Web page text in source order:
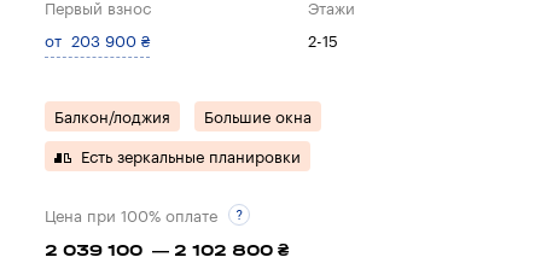
Первый взнос
от 203 900 ₴
Этажи
2-15
Балкон/лоджия Большие окна
Есть зеркальные планировки
Цена при 100% оплате
2 039 100 — 2 102 800 ₴